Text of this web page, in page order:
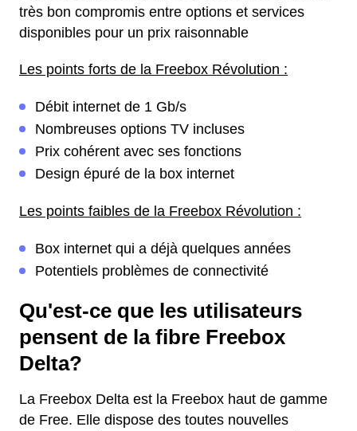
très bon compromis entre options et services
disponibles pour un prix raisonnable
Les points forts de la Freebox Révolution :
Débit internet de 1 Gb/s
Nombreuses options TV incluses
Prix cohérent avec ses fonctions
Design épuré de la box internet
Les points faibles de la Freebox Révolution :
Box internet qui a déjà quelques années
Potentiels problèmes de connectivité
Qu'est-ce que les utilisateurs
pensent de la fibre Freebox
Delta?
La Freebox Delta est la Freebox haut de gamme
de Free. Elle dispose des toutes nouvelles